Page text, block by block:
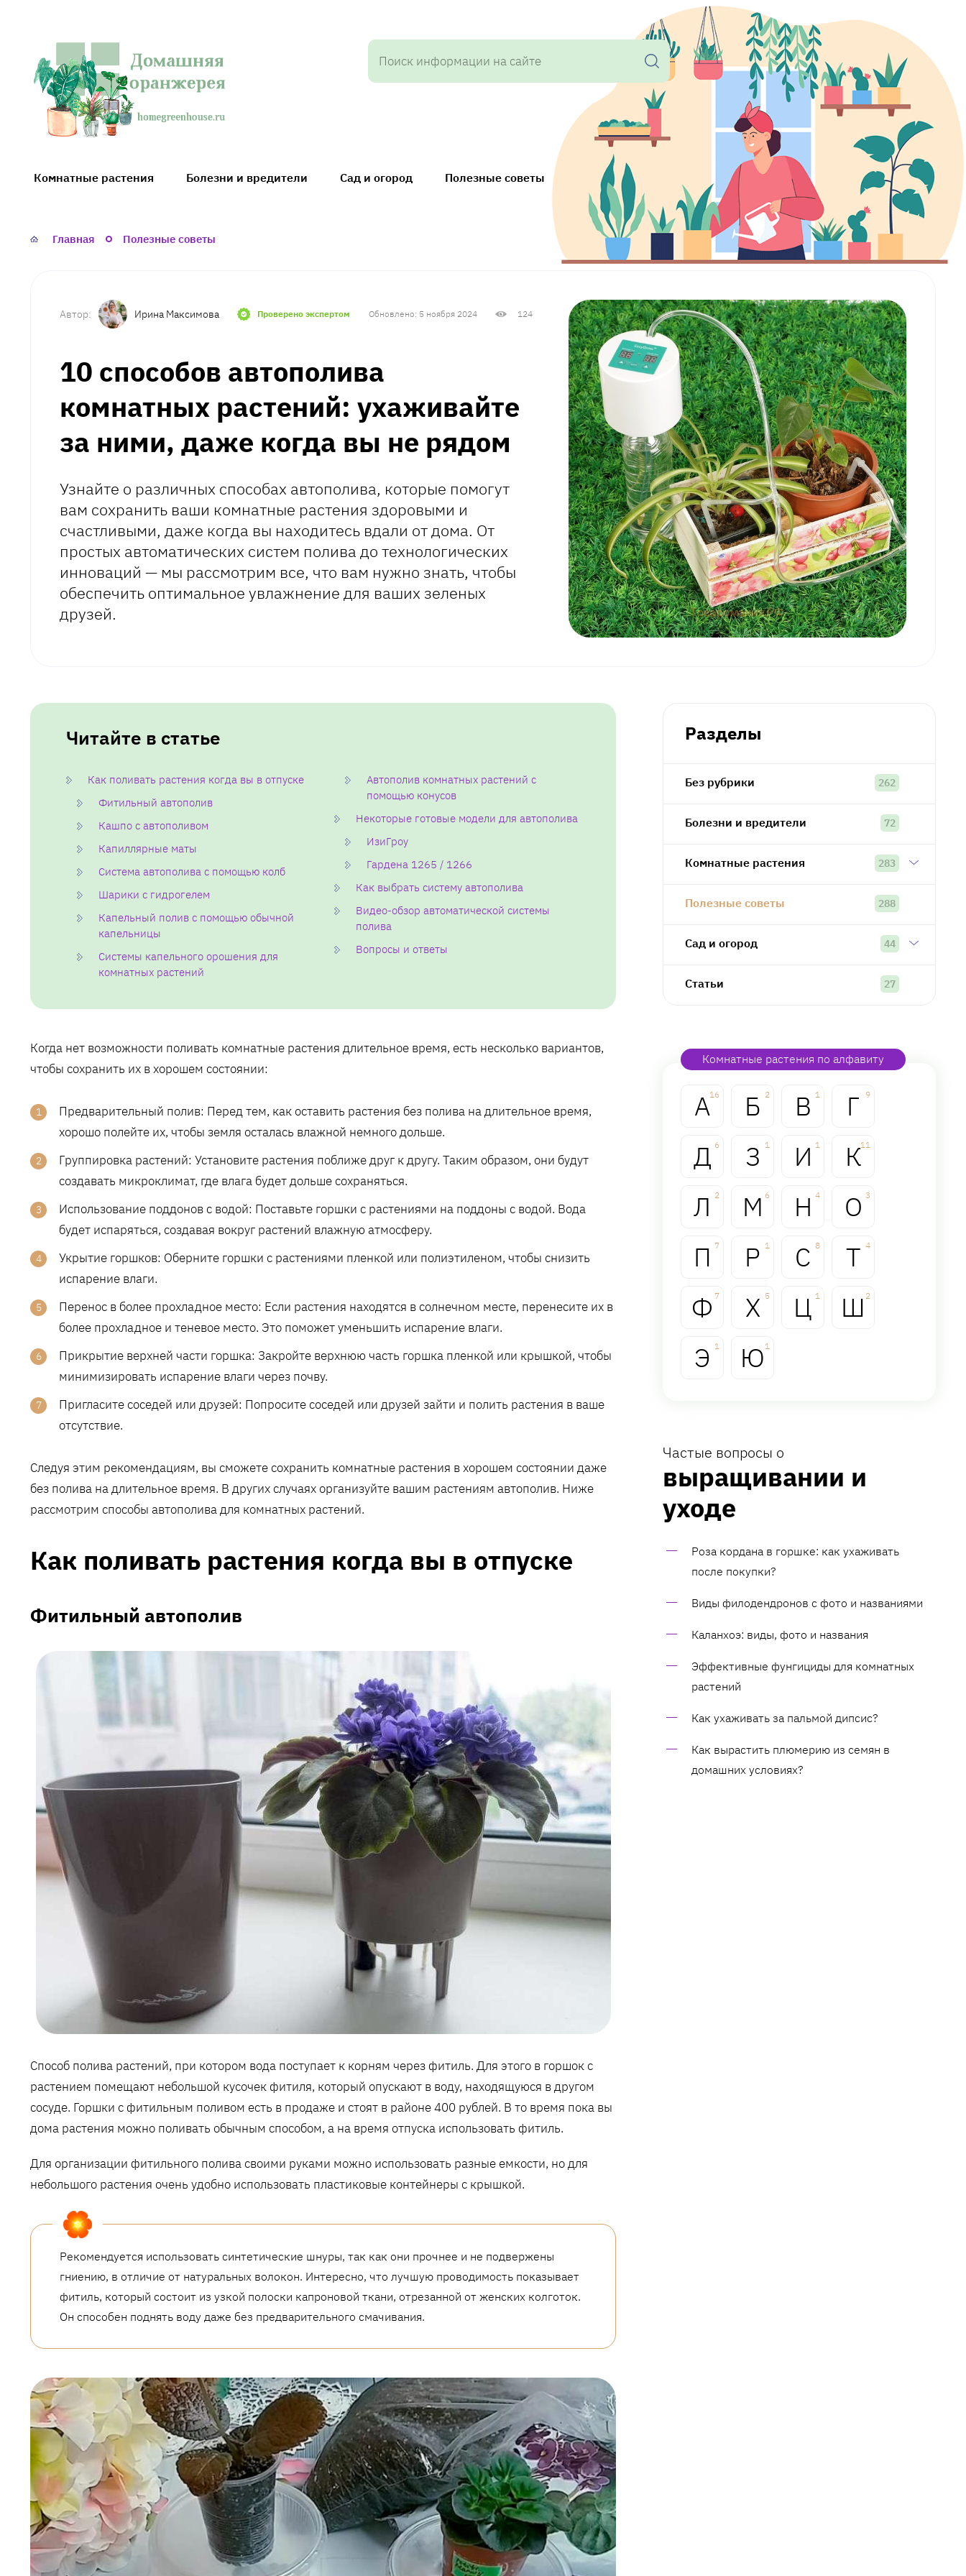
Домашняя
оранжерея
Комнатные растения Болезни и вредители Сад и огород Полезные советы
Главная Полезные советы
Ирина Максимова Проверено экспертом Обновлено: 5 ноября 2024 124
10 способов автополива
комнатных растений: ухаживайте
за ними, даже когда вы не рядом
Узнайте о различных способах автополива, которые помогут
вам сохранить ваши комнатные растения здоровыми и
счастливыми, даже когда вы находитесь вдали от дома. От
простых автоматических систем полива до технологических
инноваций — мы рассмотрим все, что вам нужно знать, чтобы
обеспечить оптимальное увлажнение для ваших зеленых
друзей.
Читайте в статье
Как поливать растения когда вы в отпуске
Фитильный автополив
Кашпо с автополивом
Капиллярные маты
Система автополива с помощью колб
Шарики с гидрогелем
Капельный полив с помощью обычной
капельницы
Системы капельного орошения для
комнатных растений
Автополив комнатных растений с
помощью конусов
Некоторые готовые модели для автополива
ИзиГроу
Гардена 1265 / 1266
Как выбрать систему автополива
Видео-обзор автоматической системы
полива
Вопросы и ответы
Когда нет возможности поливать комнатные растения длительное время, есть несколько вариантов,
чтобы сохранить их в хорошем состоянии:
Предварительный полив: Перед тем, как оставить растения без полива на длительное время,
хорошо полейте их, чтобы земля осталась влажной немного дольше.
Группировка растений: Установите растения поближе друг к другу. Таким образом, они будут
создавать микроклимат, где влага будет дольше сохраняться.
Использование поддонов с водой: Поставьте горшки с растениями на поддоны с водой. Вода
будет испаряться, создавая вокруг растений влажную атмосферу.
Укрытие горшков: Оберните горшки с растениями пленкой или полиэтиленом, чтобы снизить
испарение влаги.
Перенос в более прохладное место: Если растения находятся в солнечном месте, перенесите их в
более прохладное и теневое место. Это поможет уменьшить испарение влаги.
Прикрытие верхней части горшка: Закройте верхнюю часть горшка пленкой или крышкой, чтобы
минимизировать испарение влаги через почву.
Пригласите соседей или друзей: Попросите соседей или друзей зайти и полить растения в ваше
отсутствие.
Следуя этим рекомендациям, вы сможете сохранить комнатные растения в хорошем состоянии даже
без полива на длительное время. В других случаях организуйте вашим растениям автополив. Ниже
рассмотрим способы автополива для комнатных растений.
Как поливать растения когда вы в отпуске
Фитильный автополив
Способ полива растений, при котором вода поступает к корням через фитиль. Для этого в горшок с
растением помещают небольшой кусочек фитиля, который опускают в воду, находящуюся в другом
сосуде. Горшки с фитильным поливом есть в продаже и стоят в районе 400 рублей. В то время пока вы
дома растения можно поливать обычным способом, а на время отпуска использовать фитиль.
Для организации фитильного полива своими руками можно использовать разные емкости, но для
небольшого растения очень удобно использовать пластиковые контейнеры с крышкой.
Рекомендуется использовать синтетические шнуры, так как они прочнее и не подвержены
гниению, в отличие от натуральных волокон. Интересно, что лучшую проводимость показывает
фитиль, который состоит из узкой полоски капроновой ткани, отрезанной от женских колготок.
Он способен поднять воду даже без предварительного смачивания.
Разделы
Без рубрики 262
Болезни и вредители 72
Комнатные растения 283
Полезные советы 288
Сад и огород 44
Статьи 27
Комнатные растения по алфавиту
А16 Б 2 В 1 Г 9
Д 6 З 1 И 1 К11
Л 2 М 6 Н 4 О 3
П 7 Р 1 С 8 Т 4
Ф 7 Х 5 Ц 1 Ш 2
Э 1 Ю 1
Частые вопросы о
выращивании и
уходе
Роза кордана в горшке: как ухаживать
после покупки?
Виды филодендронов с фото и названиями
Каланхоэ: виды, фото и названия
Эффективные фунгициды для комнатных
растений
Как ухаживать за пальмой дипсис?
Как вырастить плюмерию из семян в
домашних условиях?